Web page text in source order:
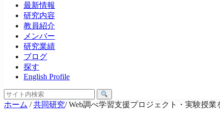
最新情報
研究内容
教員紹介
メンバー
研究業績
ブログ
探す
English Profile
ホーム / 共同研究/ Web調べ学習支援プロジェクト・実験授業